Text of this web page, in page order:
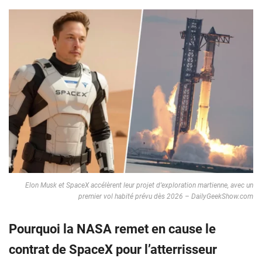
Elon Musk et SpaceX accélèrent leur projet d’exploration martienne, avec un
premier vol habité prévu dès 2026 – DailyGeekShow.com
Pourquoi la NASA remet en cause le
contrat de SpaceX pour l’atterrisseur